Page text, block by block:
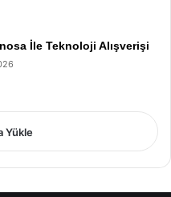
İle Teknoloji Alışverişi
Yükle